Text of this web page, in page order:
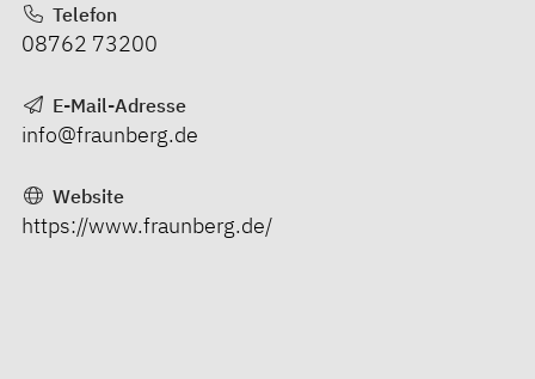
Telefon
08762 73200
E-Mail-Adresse
info@fraunberg.de
Website
https://www.fraunberg.de/